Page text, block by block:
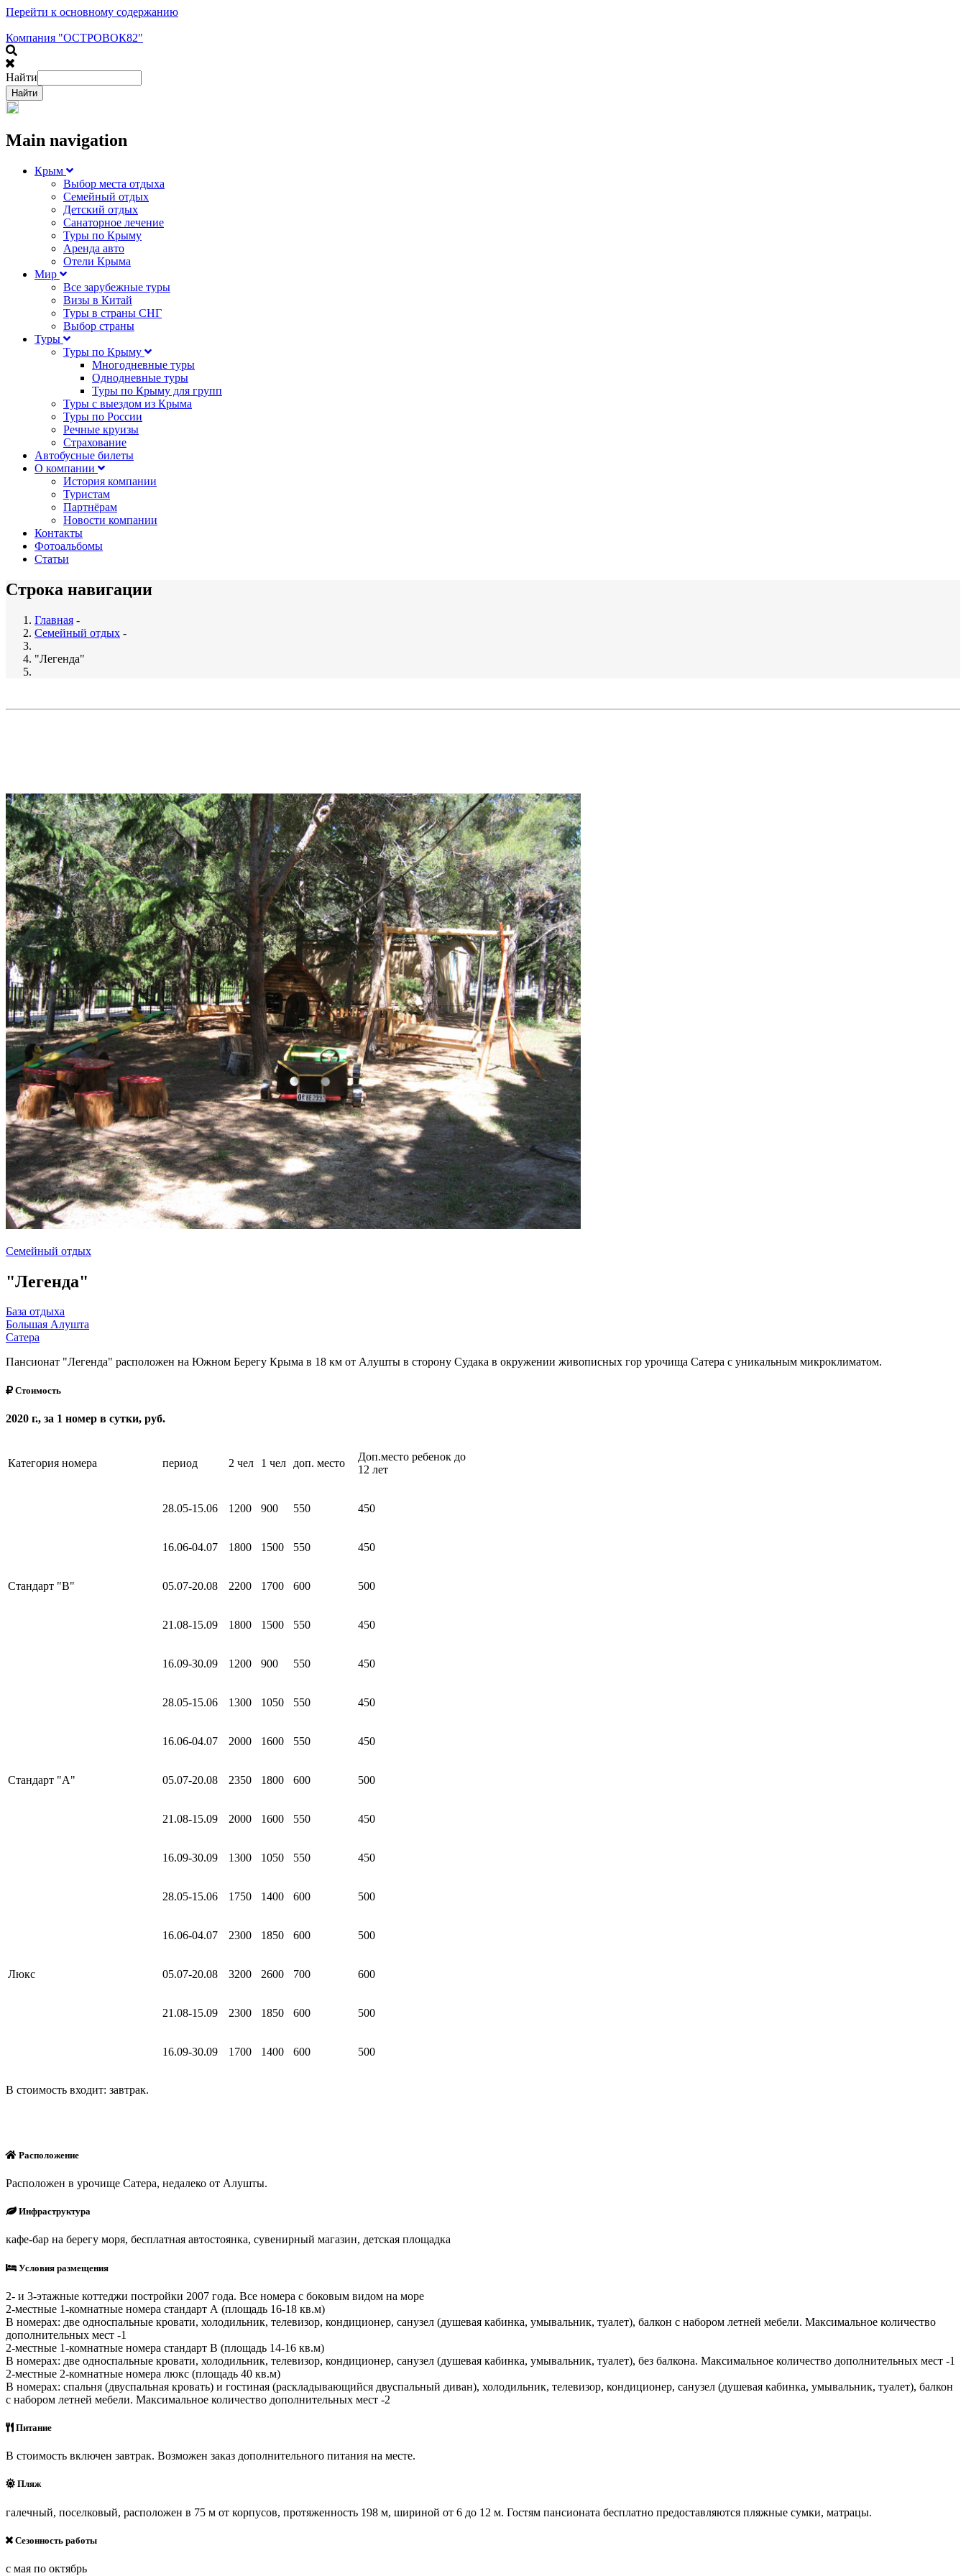
Перейти к основному содержанию
Компания "ОСТРОВОК82"
Найти
Main navigation
Крым
Выбор места отдыха
Семейный отдых
Детский отдых
Санаторное лечение
Туры по Крыму
Аренда авто
Отели Крыма
Мир
Все зарубежные туры
Визы в Китай
Туры в страны СНГ
Выбор страны
Туры
Туры по Крыму
Многодневные туры
Однодневные туры
Туры по Крыму для групп
Туры с выездом из Крыма
Туры по России
Речные круизы
Страхование
Автобусные билеты
О компании
История компании
Туристам
Партнёрам
Новости компании
Контакты
Фотоальбомы
Статьи
Строка навигации
Главная -
Семейный отдых -
"Легенда"
Семейный отдых
"Легенда"
База отдыха
Большая Алушта
Сатера
Пансионат "Легенда" расположен на Южном Берегу Крыма в 18 км от Алушты в сторону Судака в окружении живописных гор урочища Сатера с уникальным микроклиматом.
Стоимость
2020 г., за 1 номер в сутки, руб.
Категория номера период 2 чел 1 чел доп. место
Доп.место ребенок до
12 лет
Стандарт "В"
28.05-15.06 1200 900 550 450
16.06-04.07 1800 1500 550 450
05.07-20.08 2200 1700 600 500
21.08-15.09 1800 1500 550 450
16.09-30.09 1200 900 550 450
Стандарт "А"
28.05-15.06 1300 1050 550 450
16.06-04.07 2000 1600 550 450
05.07-20.08 2350 1800 600 500
21.08-15.09 2000 1600 550 450
16.09-30.09 1300 1050 550 450
Люкс
28.05-15.06 1750 1400 600 500
16.06-04.07 2300 1850 600 500
05.07-20.08 3200 2600 700 600
21.08-15.09 2300 1850 600 500
16.09-30.09 1700 1400 600 500
В стоимость входит: завтрак.
Расположение
Расположен в урочище Сатера, недалеко от Алушты.
Инфраструктура
кафе-бар на берегу моря, бесплатная автостоянка, сувенирный магазин, детская площадка
Условия размещения
2- и 3-этажные коттеджи постройки 2007 года. Все номера с боковым видом на море
2-местные 1-комнатные номера стандарт А (площадь 16-18 кв.м)
В номерах: две односпальные кровати, холодильник, телевизор, кондиционер, санузел (душевая кабинка, умывальник, туалет), балкон с набором летней мебели. Максимальное количество
дополнительных мест -1
2-местные 1-комнатные номера стандарт В (площадь 14-16 кв.м)
В номерах: две односпальные кровати, холодильник, телевизор, кондиционер, санузел (душевая кабинка, умывальник, туалет), без балкона. Максимальное количество дополнительных мест -1
2-местные 2-комнатные номера люкс (площадь 40 кв.м)
В номерах: спальня (двуспальная кровать) и гостиная (раскладывающийся двуспальный диван), холодильник, телевизор, кондиционер, санузел (душевая кабинка, умывальник, туалет), балкон
с набором летней мебели. Максимальное количество дополнительных мест -2
Питание
В стоимость включен завтрак. Возможен заказ дополнительного питания на месте.
Пляж
галечный, поселковый, расположен в 75 м от корпусов, протяженность 198 м, шириной от 6 до 12 м. Гостям пансионата бесплатно предоставляются пляжные сумки, матрацы.
Сезонность работы
с мая по октябрь